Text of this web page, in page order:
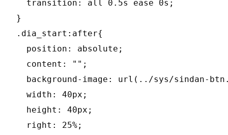
  transition: all 0.5s ease 0s;
}
.dia_start:after{
  position: absolute;
  content: "";
background-image: url(../sys/sindan-
  width: 40px;
  height: 40px;
  right: 25%;